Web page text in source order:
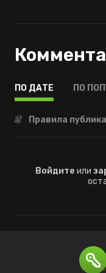
ПО ДАТЕ ПО
Правила
Войдите или